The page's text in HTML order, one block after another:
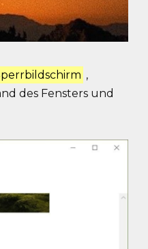
,
des Fensters und